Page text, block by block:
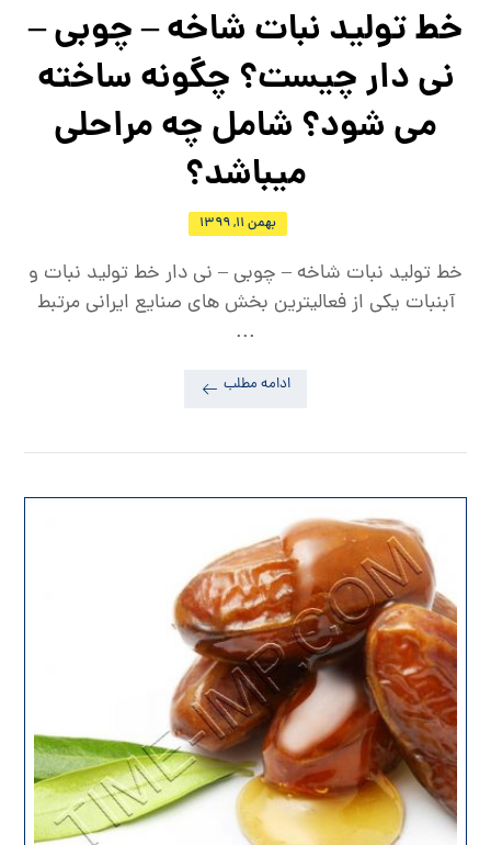
خط تولید نبات شاخه – چوبی –
نی دار چیست؟ چگونه ساخته
می شود؟ شامل چه مراحلی
میباشد؟
بهمن ۱۱, ۱۳۹۹
خط تولید نبات شاخه – چوبی – نی دار خط تولید نبات و
آبنبات یکی از فعالیترین بخش های صنایع ایرانی مرتبط
...
ادامه مطلب